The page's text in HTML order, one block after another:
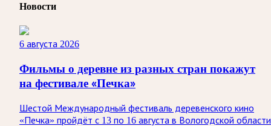
Новости
6 августа 2026
Фильмы о деревне из разных стран покажут
на фестивале «Печка»
Шестой Международный фестиваль деревенского кино
«Печка» пройдёт с 13 по 16 августа в Вологодской